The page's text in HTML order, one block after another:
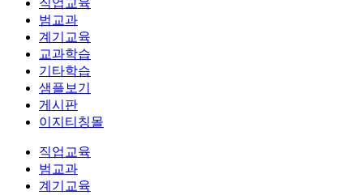
직업교육
범교과
계기교육
교과학습
기타학습
샘플보기
게시판
이지티칭몰
직업교육
범교과
계기교육